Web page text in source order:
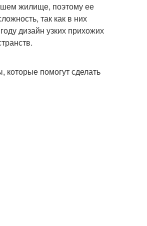
жилище, поэтому ее
так как в них
дизайн узких прихожих
которые помогут сделать